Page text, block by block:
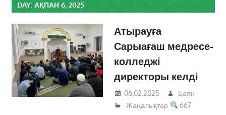
DAY: АҚПАН 6, 2025
Атырауға
Сарыағаш медресе-
колледжі
директоры келді
06.02.2025
Баян
Жаңалықтар
667